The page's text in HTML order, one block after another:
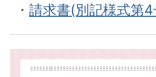
・ 請求書(別記様式第